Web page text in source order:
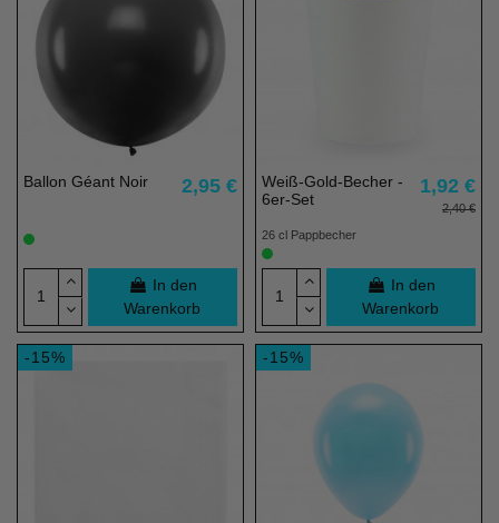
Ballon Géant Noir 2,95 €
In den
Warenkorb
Weiß-Gold-Becher -
6er-Set
1,92 €
2,40 €
26 cl Pappbecher
In den
Warenkorb
-15% -15%